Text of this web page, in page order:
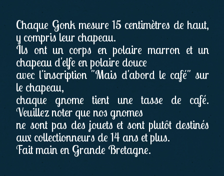
Chaque Gonk mesure 15 centimètres de haut,
y compris leur chapeau.
Ils ont un corps en polaire marron et un
chapeau d'elfe en polaire douce
avec l'inscription "Mais d'abord le café" sur
le chapeau,
chaque gnome tient une tasse de café.
Veuillez noter que nos gnomes
ne sont pas des jouets et sont plutôt destinés
aux collectionneurs de 14 ans et plus.
Fait main en Grande Bretagne.